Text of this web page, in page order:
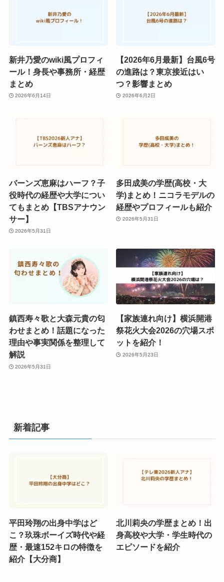
新井乃愛のwiki風プロフィ
ール！身長や事務所・経歴
まとめ
2026年6月14日
【2026年6月最新】台風6号
の進路は？東京接近はい
つ？影響まとめ
2026年6月2日
バーンズ恵麻はハーフ？子
役時代の経歴や大学につい
てもまとめ【TBSアナウン
サー】
2026年5月31日
多田成美の学歴(高校・大
学)まとめ！ニコラモデルの
経歴やプロフィールも紹介
2026年5月31日
鎮西寿々歌と大森元貴の匂
わせまとめ！話題になった
理由や事実関係を整理して
解説
2026年5月31日
【家族連れ向け】横浜開港
祭花火大会2026の穴場スポ
ットを紹介！
2026年5月23日
新着記事
平田玲翔の出身中学はど
こ？玖珠ボーイズ時代や経
歴・最速152キロの特徴を
紹介【大分商】
北川莉央の学歴まとめ！出
身高校や大学・学生時代の
エピソードを紹介